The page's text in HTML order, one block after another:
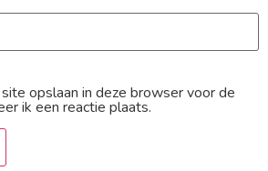
opslaan in deze browser voor de
ik een reactie plaats.